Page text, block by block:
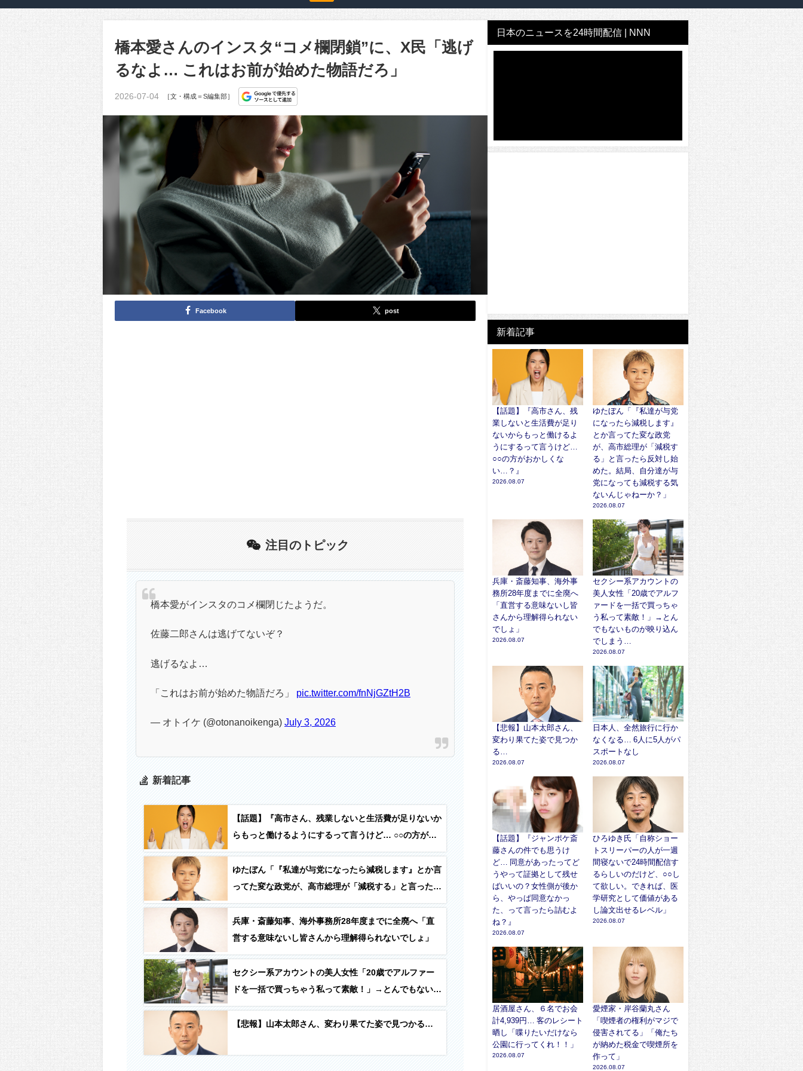
橋本愛さんのインスタ“コメ欄閉鎖”に、X民「逃げ
るなよ… これはお前が始めた物語だろ」
2026-07-04 ［文・構成＝S編集部］
Facebook post
注目のトピック
橋本愛がインスタのコメ欄閉じたようだ。
佐藤二郎さんは逃げてないぞ？
逃げるなよ…
「これはお前が始めた物語だろ」 pic.twitter.com/fnNjGZtH2B
— オトイケ (@otonanoikenga) July 3, 2026
新着記事
【話題】『高市さん、残業しないと生活費が足りないか
らもっと働けるようにするって言うけど… ○○の方がお
かしくない…？』
ゆたぼん「『私達が与党になったら減税します』とか言
ってた変な政党が、高市総理が「減税する」と言ったら
反対し始めた。結局、自分達が与党になっても減税する
気ないんじゃねーか？」
兵庫・斎藤知事、海外事務所28年度までに全廃へ「直
営する意味ないし皆さんから理解得られないでしょ」
セクシー系アカウントの美人女性「20歳でアルファー
ドを一括で買っちゃう私って素敵！」→とんでもないも
のが映り込んでしまう…
【悲報】山本太郎さん、変わり果てた姿で見つかる…
日本のニュースを24時間配信 | NNN
新着記事
【話題】『高市さん、残
業しないと生活費が足り
ないからもっと働けるよ
うにするって言うけど…
○○の方がおかしくな
い…？』
2026.08.07
ゆたぼん「『私達が与党
になったら減税します』
とか言ってた変な政党
が、高市総理が「減税す
る」と言ったら反対し始
めた。結局、自分達が与
党になっても減税する気
ないんじゃねーか？」
2026.08.07
兵庫・斎藤知事、海外事
務所28年度までに全廃へ
「直営する意味ないし皆
さんから理解得られない
でしょ」
2026.08.07
セクシー系アカウントの
美人女性「20歳でアルフ
ァードを一括で買っちゃ
う私って素敵！」→とん
でもないものが映り込ん
でしまう…
2026.08.07
【悲報】山本太郎さん、
変わり果てた姿で見つか
る…
2026.08.07
日本人、全然旅行に行か
なくなる… 6人に5人がパ
スポートなし
2026.08.07
【話題】『ジャンポケ斎
藤さんの件でも思うけ
ど… 同意があったってど
うやって証拠として残せ
ばいいの？女性側が後か
ら、やっぱ同意なかっ
た、って言ったら詰むよ
ね？』
2026.08.07
ひろゆき氏「自称ショー
トスリーパーの人が一週
間寝ないで24時間配信す
るらしいのだけど、○○し
て欲しい。できれば、医
学研究として価値がある
し論文出せるレベル」
2026.08.07
居酒屋さん、６名でお会
計4,939円… 客のレシート
晒し「喋りたいだけなら
公園に行ってくれ！！」
2026.08.07
愛煙家・岸谷蘭丸さん
「喫煙者の権利がマジで
侵害されてる」「俺たち
が納めた税金で喫煙所を
作って」
2026.08.07